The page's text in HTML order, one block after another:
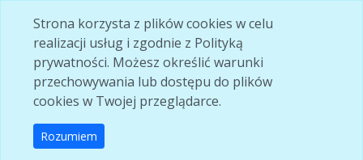
Strona korzysta z plików cookies w celu
realizacji usług i zgodnie z Polityką
prywatności. Możesz określić warunki
przechowywania lub dostępu do plików
cookies w Twojej przeglądarce.
Rozumiem